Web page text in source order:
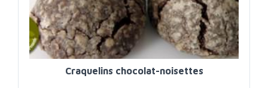
Craquelins chocolat-noisettes